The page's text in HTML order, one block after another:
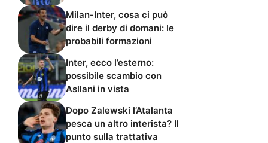
Milan-Inter, cosa ci può
dire il derby di domani: le
probabili formazioni
Inter, ecco l’esterno:
possibile scambio con
Asllani in vista
Dopo Zalewski l’Atalanta
pesca un altro interista? Il
punto sulla trattativa